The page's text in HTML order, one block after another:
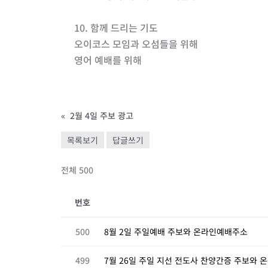
10. 함께 드리는 기도
오이코스 모임과 오섬들을 위해
영어 예배를 위해
« 2월 4일 주보 광고
목록보기 답글쓰기
전체 500
번호
500 8월 2일 주일예배 주보와 온라인예배주소
499 7월 26일 주일 지선 전도사 찬양간증 주보와